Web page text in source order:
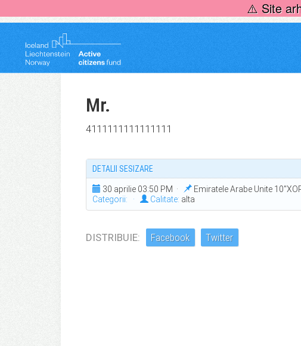
to
⚠️ Site
Mr.
4111111111111111
DETALII SESIZARE
30 aprilie 03:50 PM ·
Emiratele Arabe Unite
Categorii:
· Calitate: alta
DISTRIBUIE: Facebook Twitter